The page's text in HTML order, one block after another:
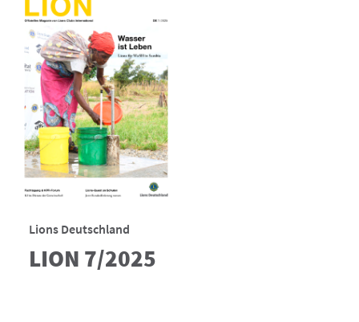
Lions Deutschland
LION 7/2025